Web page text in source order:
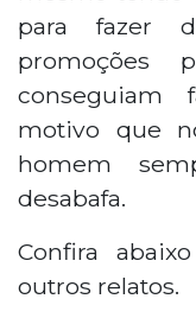
para fazer
promoções
conseguiam
motivo que
homem
desabafa.
Confira
outros relatos.